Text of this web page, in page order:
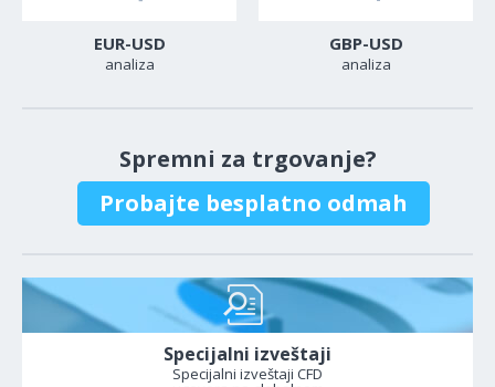
EUR-USD
analiza
GBP-USD
analiza
Spremni za trgovanje?
Probajte besplatno odmah
Specijalni izveštaji
Specijalni izveštaji CFD